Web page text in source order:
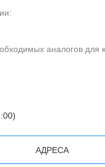
аналогов для
АДРЕСА